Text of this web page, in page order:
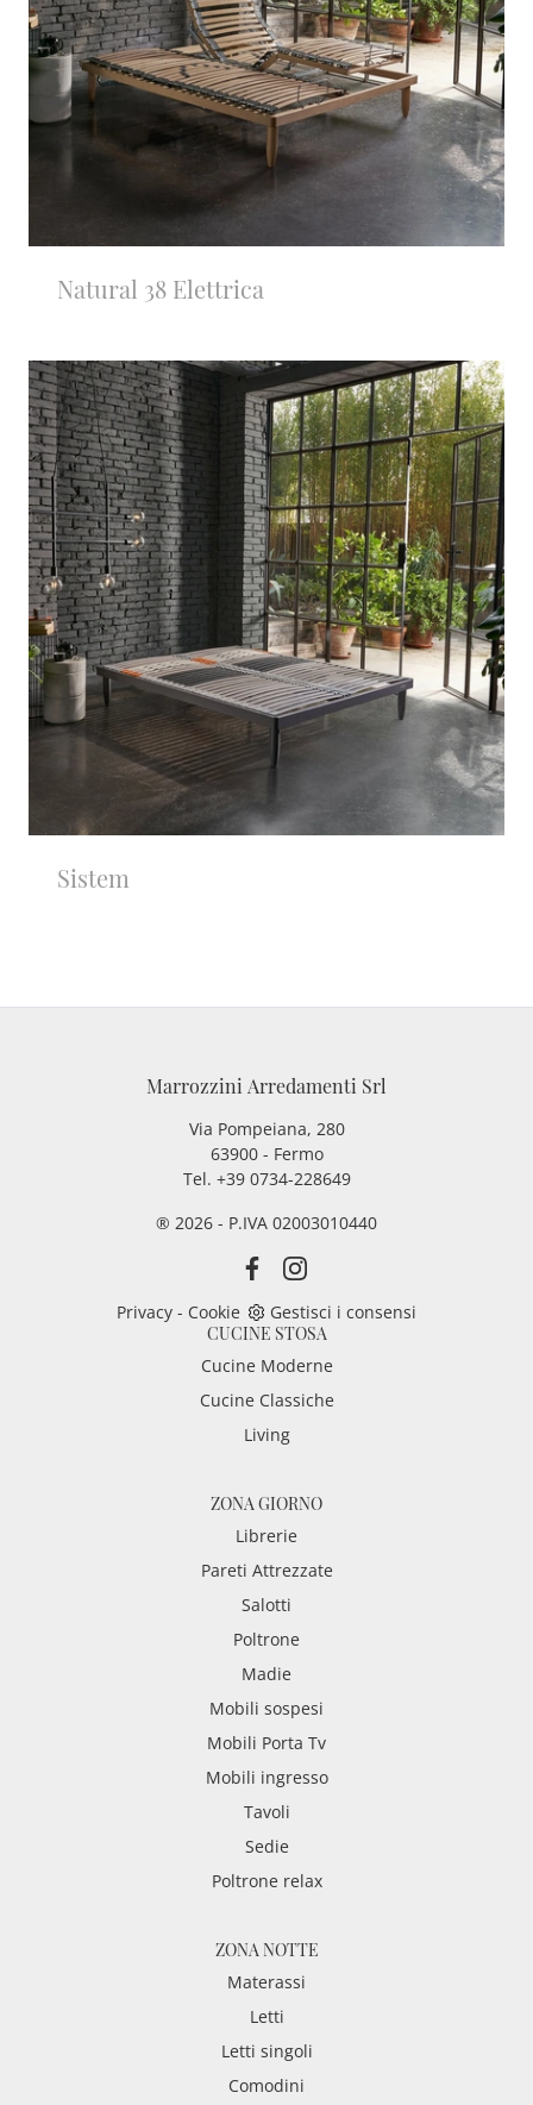
Natural 38 Elettrica
Sistem
Marrozzini Arredamenti Srl
Via Pompeiana, 280
63900 - Fermo
Tel. +39 0734-228649
® 2026 - P.IVA 02003010440
Privacy - Cookie
Gestisci i consensi
CUCINE STOSA
Cucine Moderne
Cucine Classiche
Living
ZONA GIORNO
Librerie
Pareti Attrezzate
Salotti
Poltrone
Madie
Mobili sospesi
Mobili Porta Tv
Mobili ingresso
Tavoli
Sedie
Poltrone relax
ZONA NOTTE
Materassi
Letti
Letti singoli
Comodini